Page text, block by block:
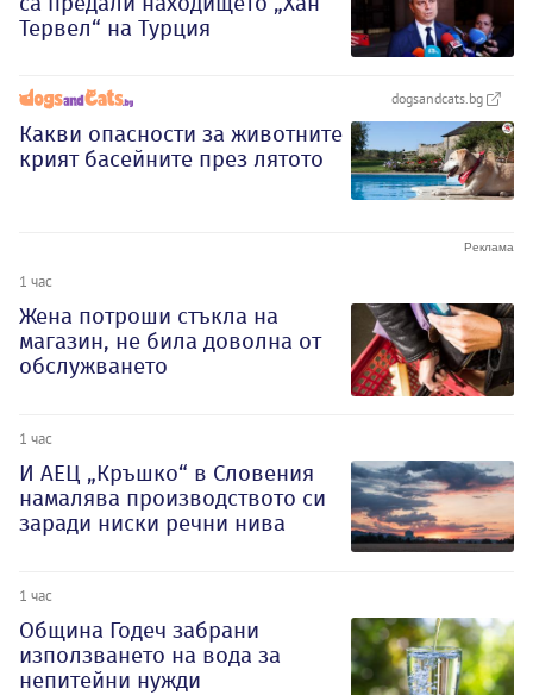
Тервел“ на Турция
dogsandcats.bg
Какви опасности за животните
крият басейните през лятото
1 час
Жена потроши стъкла на
магазин, не била доволна от
обслужването
1 час
И АЕЦ „Кръшко“ в Словения
намалява производството си
заради ниски речни нива
1 час
Община Годеч забрани
използването на вода за
непитейни нужди